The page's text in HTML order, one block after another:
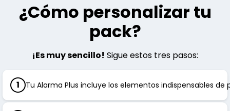
¿Cómo personalizar tu
pack?
¡Es muy sencillo! Sigue estos tres pasos:
1 Tu Alarma Plus incluye los elementos indispensables de